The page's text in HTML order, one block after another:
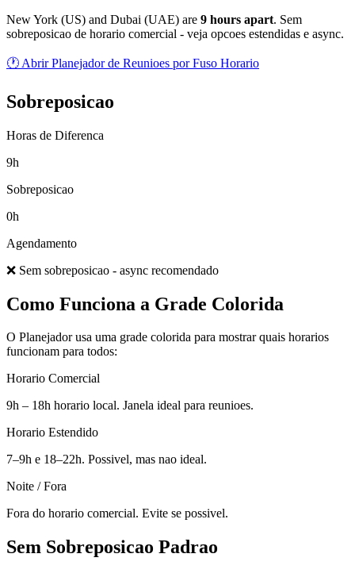
New York (US) and Dubai (UAE) are 9 hours apart. Sem
sobreposicao de horario comercial - veja opcoes estendidas e async.
🕐 Abrir Planejador de Reunioes por Fuso Horario
Sobreposicao
Horas de Diferenca
9h
Sobreposicao
0h
Agendamento
❌ Sem sobreposicao - async recomendado
Como Funciona a Grade Colorida
O Planejador usa uma grade colorida para mostrar quais horarios
funcionam para todos:
Horario Comercial
9h – 18h horario local. Janela ideal para reunioes.
Horario Estendido
7–9h e 18–22h. Possivel, mas nao ideal.
Noite / Fora
Fora do horario comercial. Evite se possivel.
Sem Sobreposicao Padrao